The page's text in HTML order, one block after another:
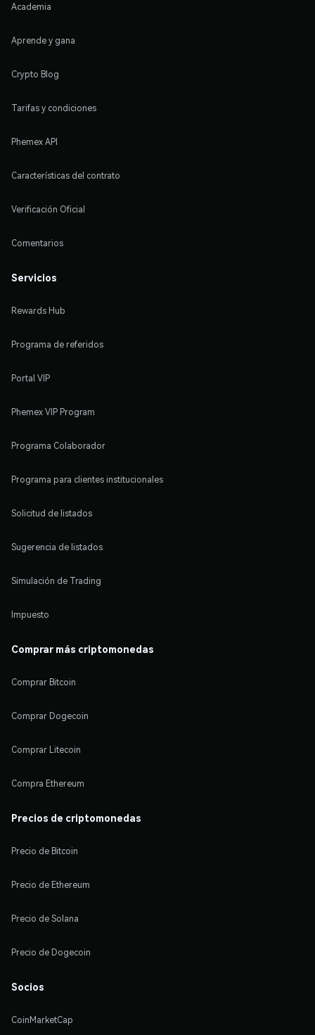
Academia
Aprende y gana
Crypto Blog
Tarifas y condiciones
Phemex API
Características del contrato
Verificación Oficial
Comentarios
Servicios
Rewards Hub
Programa de referidos
Portal VIP
Phemex VIP Program
Programa Colaborador
Programa para clientes institucionales
Solicitud de listados
Sugerencia de listados
Simulación de Trading
Impuesto
Comprar más criptomonedas
Comprar Bitcoin
Comprar Dogecoin
Comprar Litecoin
Compra Ethereum
Precios de criptomonedas
Precio de Bitcoin
Precio de Ethereum
Precio de Solana
Precio de Dogecoin
Socios
CoinMarketCap